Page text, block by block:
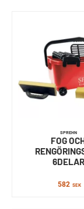
SPREHN
FOG
6DELAR
582 SEK